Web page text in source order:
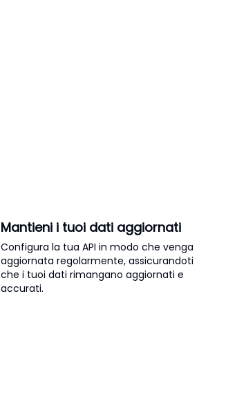
Mantieni i tuoi dati aggiornati
Configura la tua API in modo che venga
aggiornata regolarmente, assicurandoti
che i tuoi dati rimangano aggiornati e
accurati.